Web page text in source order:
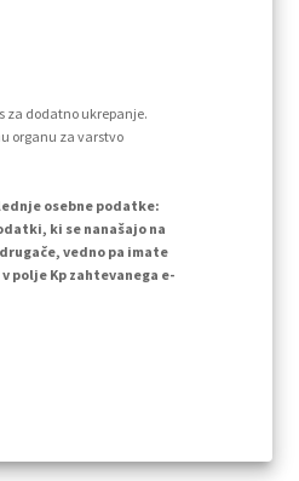
za dodatno ukrepanje.
organu za varstvo
osebne podatke:
ki se nanašajo na
vedno pa imate
polje Kp zahtevanega e-